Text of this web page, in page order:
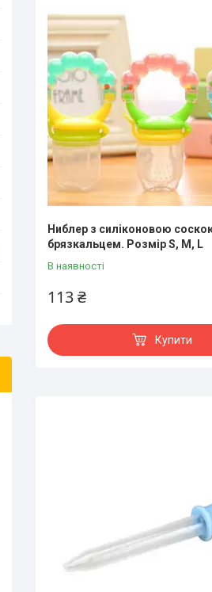
Ниблер з силіконовою
брязкальцем. Розмір S, M, L
В наявності
113 ₴
Купити